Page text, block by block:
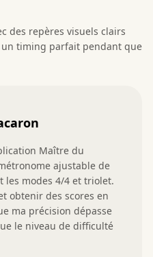
des repères visuels clairs
timing parfait pendant que
Maître du
ajustable de
les modes 4/4 et triolet.
obtenir des scores en
ma précision dépasse
le niveau de difficulté